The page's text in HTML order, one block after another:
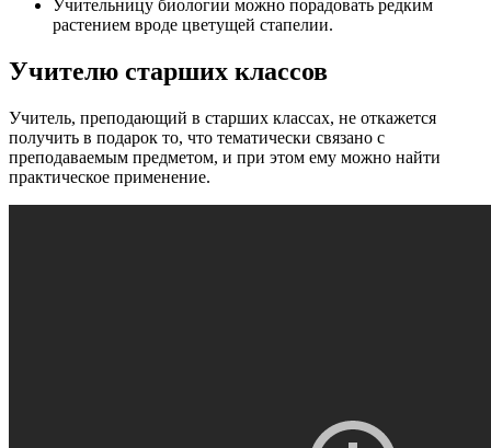
Учительницу биологии можно порадовать редким
растением вроде цветущей стапелии.
Учителю старших классов
Учитель, преподающий в старших классах, не откажется
получить в подарок то, что тематически связано с
преподаваемым предметом, и при этом ему можно найти
практическое применение.